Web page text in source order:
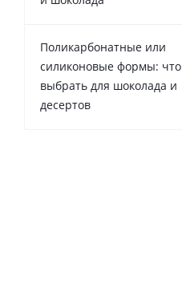
Поликарбонатные или
силиконовые формы: что
выбрать для шоколада и
десертов